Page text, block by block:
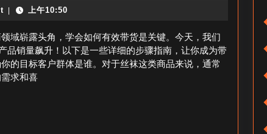
上午10:50
域崭露头角，学会如何有效带货是关键。今天，我们
品销量飙升！以下是一些详细的步骤指南，让你成为带
的目标客户群体是谁。对于丝袜这类商品来说，通常
求和喜